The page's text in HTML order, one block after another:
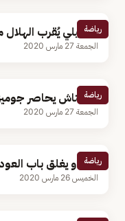
رياضة
بالوتيلي يُقرب
الجمعة 27 مارس 2020
رياضة
بشكتاش يحاصر
الجمعة 27 مارس 2020
رياضة
فالكاو يغلق باب
الخميس 26 مارس 2020